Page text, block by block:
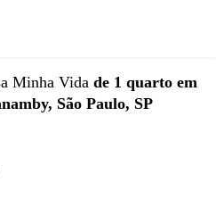
Minha Vida de 1 quarto em
São Paulo, SP